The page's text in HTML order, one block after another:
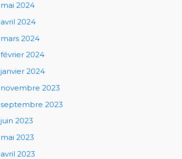
mai 2024
avril 2024
mars 2024
février 2024
janvier 2024
novembre 2023
septembre 2023
juin 2023
mai 2023
avril 2023